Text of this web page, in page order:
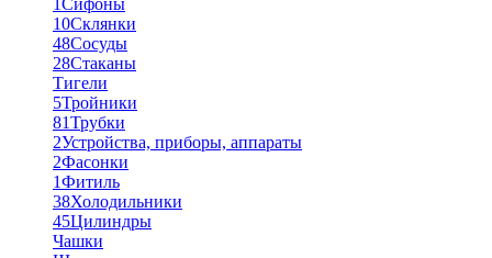
1Сифоны
10Склянки
48Сосуды
28Стаканы
Тигели
5Тройники
81Трубки
2Устройства, приборы, аппараты
2Фасонки
1Фитиль
38Холодильники
45Цилиндры
Чашки